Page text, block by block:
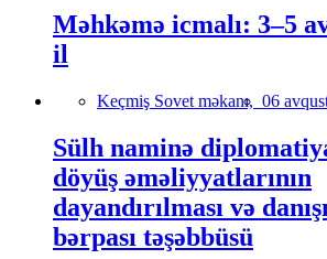
Məhkəmə icmalı: 3–5
il
Keçmiş Sovet məkanı, 06
Sülh naminə
döyüş əməliyyatlarının
dayandırılması və
bərpası təşəbbüsü